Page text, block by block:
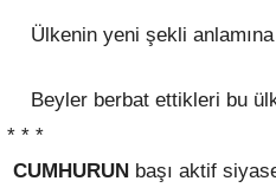
Ülkenin yeni şekli
Beyler berbat ettikleri bu
* * *
CUMHURUN başı aktif